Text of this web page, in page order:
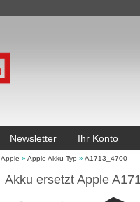
Newsletter Ihr Konto
Apple » Apple Akku-Typ » A1713_4700
Akku ersetzt Apple